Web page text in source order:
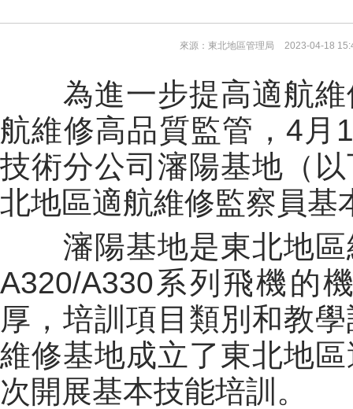
來源：東北地區管理局 2023-04-18
為進一步提高適航維
航維修高品質監管，4月
技術分公司瀋陽基地（
北地區適航維修監察員基
瀋陽基地是東北地區
A320/A330系列飛機的
厚，培訓項目類別和教
維修基地成立了東北地
次開展基本技能培訓。
模